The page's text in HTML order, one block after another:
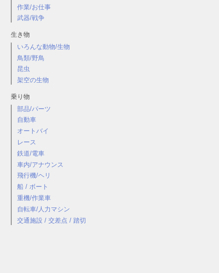
作業/お仕事
武器/戦争
生き物
いろんな動物/生物
鳥類/野鳥
昆虫
架空の生物
乗り物
部品/パーツ
自動車
オートバイ
レース
鉄道/電車
車内/アナウンス
飛行機/ヘリ
船 / ボート
重機/作業車
自転車/人力マシン
交通施設 / 交差点 / 踏切